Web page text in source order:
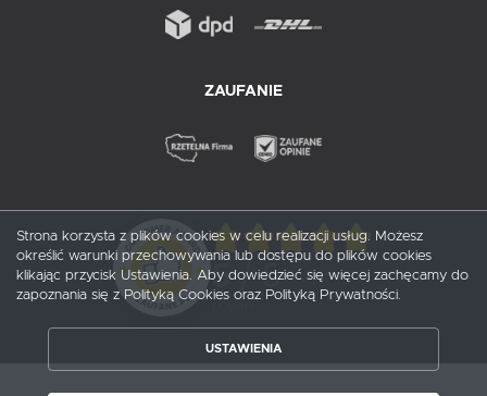
ZAUFANIE
5/ 5
Strona korzysta z plików cookies w celu realizacji usług. Możesz
określić warunki przechowywania lub dostępu do plików cookies
klikając przycisk Ustawienia. Aby dowiedzieć się więcej zachęcamy do
zapoznania się z Polityką Cookies oraz Polityką Prywatności.
USTAWIENIA
ZAPISZ WYBRANE